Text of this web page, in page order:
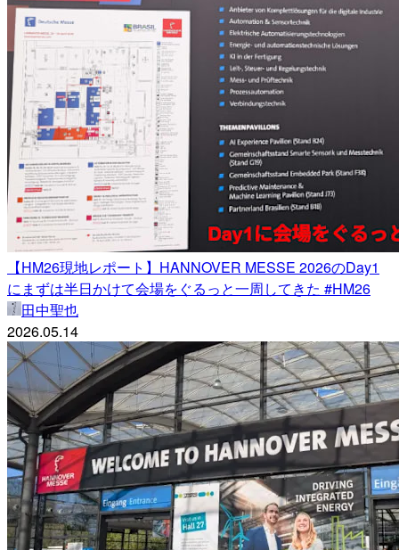
【HM26現地レポート】HANNOVER MESSE 2026のDay1
にまずは半日かけて会場をぐるっと一周してきた #HM26
田中聖也
2026.05.14